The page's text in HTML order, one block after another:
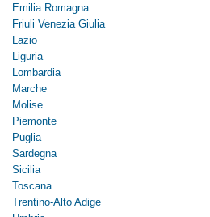
Emilia Romagna
Friuli Venezia Giulia
Lazio
Liguria
Lombardia
Marche
Molise
Piemonte
Puglia
Sardegna
Sicilia
Toscana
Trentino-Alto Adige